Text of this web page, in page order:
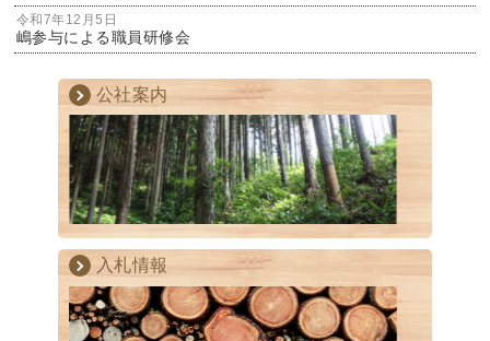
令和7年12月5日
嶋参与による職員研修会
公社案内
入札情報